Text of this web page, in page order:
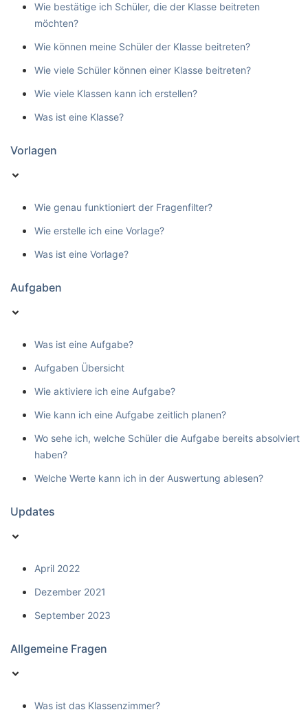
Wie bestätige ich Schüler, die der Klasse beitreten
möchten?
Wie können meine Schüler der Klasse beitreten?
Wie viele Schüler können einer Klasse beitreten?
Wie viele Klassen kann ich erstellen?
Was ist eine Klasse?
Vorlagen
Wie genau funktioniert der Fragenfilter?
Wie erstelle ich eine Vorlage?
Was ist eine Vorlage?
Aufgaben
Was ist eine Aufgabe?
Aufgaben Übersicht
Wie aktiviere ich eine Aufgabe?
Wie kann ich eine Aufgabe zeitlich planen?
Wo sehe ich, welche Schüler die Aufgabe bereits absolviert
haben?
Welche Werte kann ich in der Auswertung ablesen?
Updates
April 2022
Dezember 2021
September 2023
Allgemeine Fragen
Was ist das Klassenzimmer?